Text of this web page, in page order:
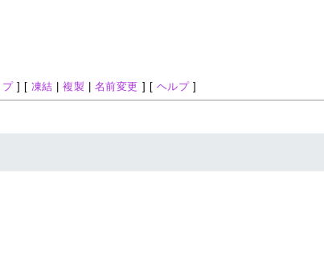
プ] [ 凍結 |複製 | 名前変更 ] [ ヘルプ]